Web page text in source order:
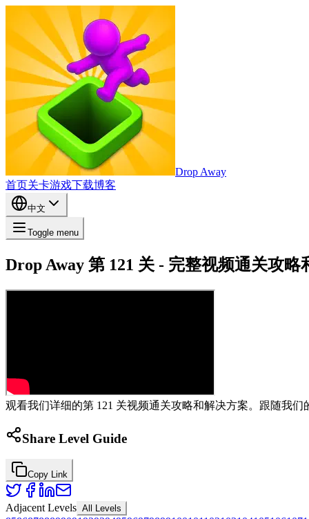
Drop Away
首页关卡游戏下载博客
中文
Toggle menu
Drop Away 第 121 关 - 完整视频通关攻略
观看我们详细的第 121 关视频通关攻略和解决方案。跟随我们
Share Level Guide
Copy Link
Adjacent Levels All Levels